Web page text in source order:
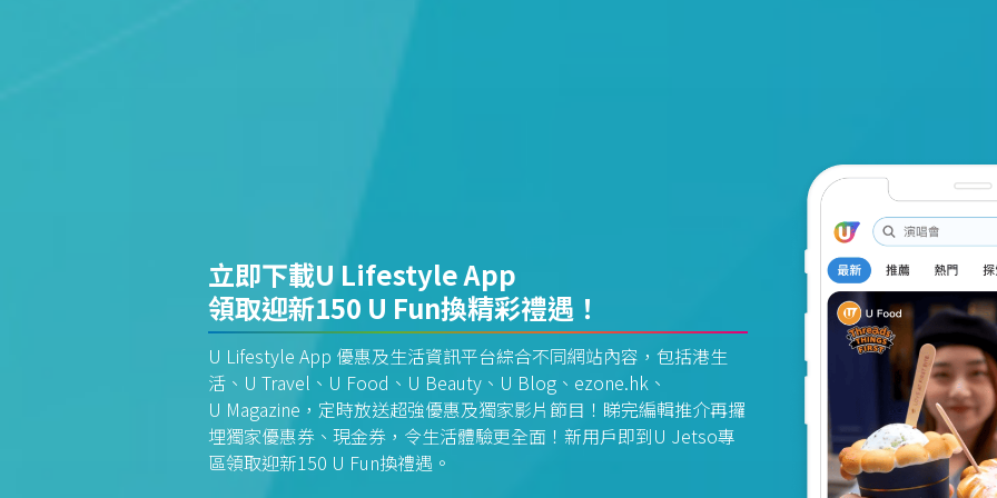
立即下載U Lifestyle App
領取迎新150 U Fun換精彩禮遇！
U Lifestyle App 優惠及生活資訊平台綜合不同網站內容，包括港生
活、U Travel、U Food、U Beauty、U Blog、ezone.hk、
U Magazine，定時放送超強優惠及獨家影片節目！睇完編輯推介再攞
埋獨家優惠券、現金券，令生活體驗更全面！新用戶即到U Jetso專
區領取迎新150 U Fun換禮遇。